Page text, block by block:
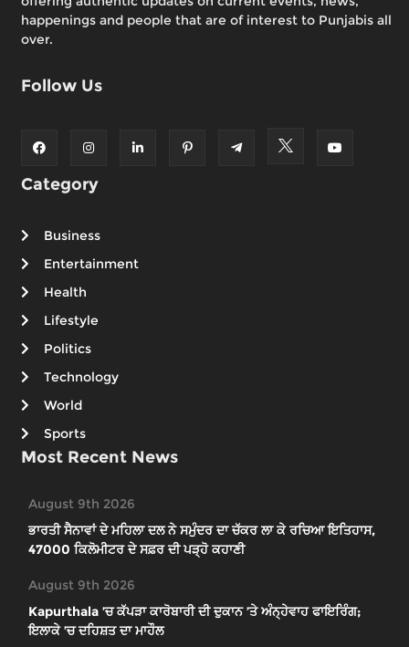
happenings and people that are of interest to Punjabis all
over.
Follow Us
Category
Business
Entertainment
Health
Lifestyle
Politics
Technology
World
Sports
Most Recent News
August 9th 2026
ਭਾਰਤੀ ਸੈਨਾਵਾਂ ਦੇ ਮਹਿਲਾ ਦਲ ਨੇ ਸਮੁੰਦਰ ਦਾ ਚੱਕਰ ਲਾ ਕੇ ਰਚਿਆ ਇਤਿਹਾਸ,
47000 ਕਿਲੋਮੀਟਰ ਦੇ ਸਫ਼ਰ ਦੀ ਪੜ੍ਹੋ ਕਹਾਣੀ
August 9th 2026
Kapurthala ’ਚ ਕੱਪੜਾ ਕਾਰੋਬਾਰੀ ਦੀ ਦੁਕਾਨ ’ਤੇ ਅੰਨ੍ਹੇਵਾਹ ਫਾਇਰਿੰਗ;
ਇਲਾਕੇ ’ਚ ਦਹਿਸ਼ਤ ਦਾ ਮਾਹੌਲ